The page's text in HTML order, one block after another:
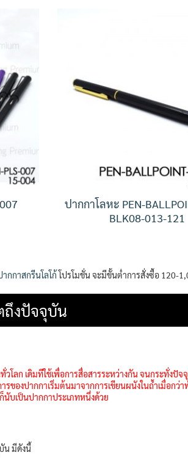
ปากกาโลหะ PEN-
BLK08-013-121
ากกาสกรีนโลโก้โปรโมชั่น จะมีขั้นต่ำการสั่งซื้อ 120-
ถึงปัจจุบัน
วโลก เดิมทีใช้เพื่อการสื่อสารระหว่างกัน จนกระทั่ง
องปากกาเริ่มต้นมาจากการเขียนผนังในถ้ำเมื่อก
บเป็นปากกาประเภทหนึ่งด้วย
น มีดังนี้